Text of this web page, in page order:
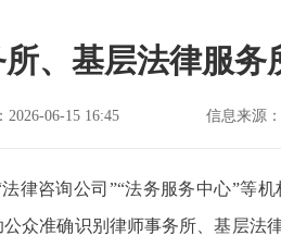
、基层法律服
2026-06-15 16:45 信息来源
律咨询公司”“法务服务中心”等
众准确识别律师事务所、基层法